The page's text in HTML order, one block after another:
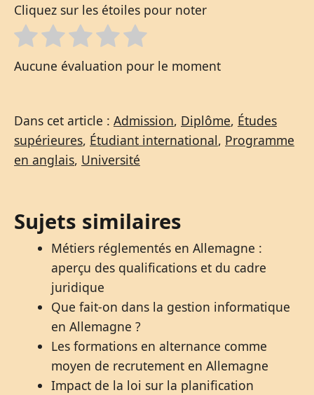
Cliquez sur les étoiles pour noter
Aucune évaluation pour le moment
Dans cet article : Admission, Diplôme, Études
supérieures, Étudiant international, Programme
en anglais, Université
Sujets similaires
Métiers réglementés en Allemagne :
aperçu des qualifications et du cadre
juridique
Que fait-on dans la gestion informatique
en Allemagne ?
Les formations en alternance comme
moyen de recrutement en Allemagne
Impact de la loi sur la planification